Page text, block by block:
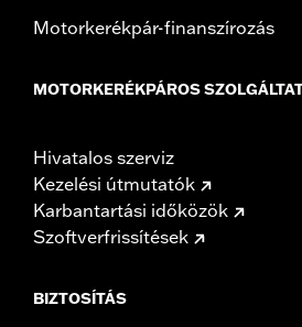
Motorkerékpár-finanszírozás
MOTORKERÉKPÁROS
Hivatalos szerviz
Kezelési útmutatók
Karbantartási időközök
Szoftverfrissítések
BIZTOSÍTÁS